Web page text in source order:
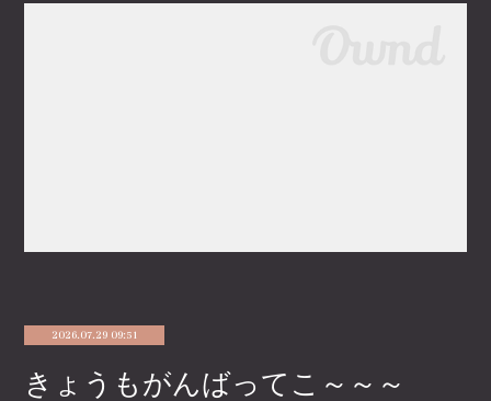
2026.07.29 09:51
きょうもがんばってこ～～～